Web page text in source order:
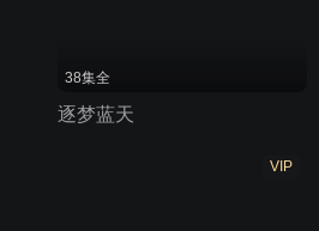
38集全
逐梦蓝天
VIP